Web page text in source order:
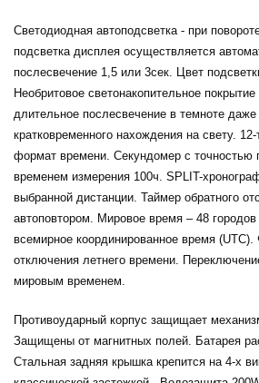
Светодиодная автоподсветка - при
подсветка дисплея осуществляется
послесвечение 1,5 или 3сек. Цвет
Необритовое светонакопительное
длительное послесвечение в темноте
кратковременного нахождения на свету.
формат времени. Секундомер с точностью
временем измерения 100ч. SPLIT-
выбранной дистанции. Таймер обратного
автоповтором. Мировое время – 48
всемирное координированное время (UTC).
отключения летнего времени.
мировым временем.
Противоударный корпус защищает
Защищены от магнитных полей. Батарея
Стальная задняя крышка крепится на 4-х